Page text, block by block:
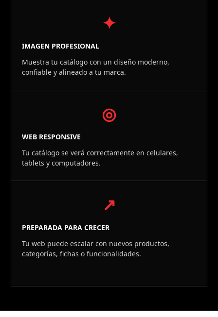
✦
IMAGEN PROFESIONAL
Muestra tu catálogo con un diseño moderno,
confiable y alineado a tu marca.
◎
WEB RESPONSIVE
Tu catálogo se verá correctamente en celulares,
tablets y computadores.
↗
PREPARADA PARA CRECER
Tu web puede escalar con nuevos productos,
categorías, fichas o funcionalidades.